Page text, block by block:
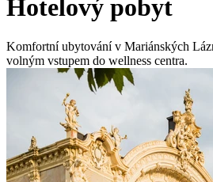
Hotelový pobyt
Komfortní ubytování v Mariánských
volným vstupem do wellness centra.